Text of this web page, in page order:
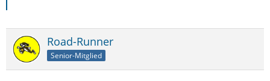
Road-Runner
Senior-Mitglied